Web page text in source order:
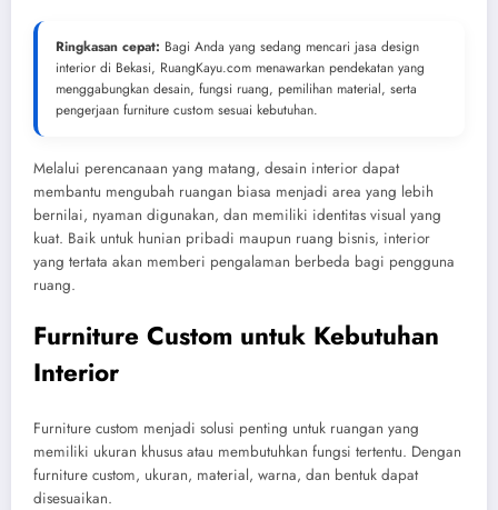
Ringkasan cepat: Bagi Anda yang sedang mencari jasa design
interior di Bekasi, RuangKayu.com menawarkan pendekatan yang
menggabungkan desain, fungsi ruang, pemilihan material, serta
pengerjaan furniture custom sesuai kebutuhan.
Melalui perencanaan yang matang, desain interior dapat
membantu mengubah ruangan biasa menjadi area yang lebih
bernilai, nyaman digunakan, dan memiliki identitas visual yang
kuat. Baik untuk hunian pribadi maupun ruang bisnis, interior
yang tertata akan memberi pengalaman berbeda bagi pengguna
ruang.
Furniture Custom untuk Kebutuhan
Interior
Furniture custom menjadi solusi penting untuk ruangan yang
memiliki ukuran khusus atau membutuhkan fungsi tertentu. Dengan
furniture custom, ukuran, material, warna, dan bentuk dapat
disesuaikan.